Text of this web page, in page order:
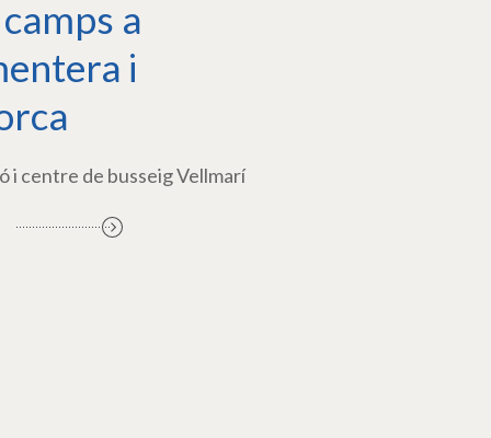
a
i
i centre de busseig Vellmarí